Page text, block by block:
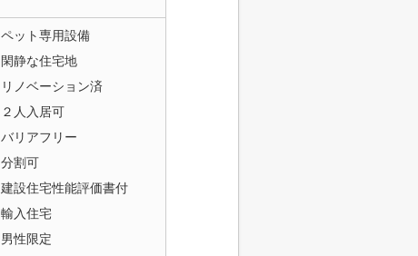
ペット専用設備
閑静な住宅地
リノベーション済
２人入居可
バリアフリー
分割可
建設住宅性能評価書付
輸入住宅
男性限定